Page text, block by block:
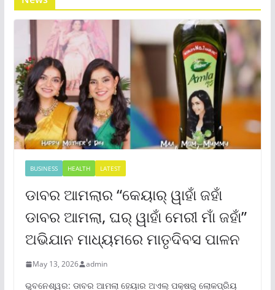
BUSINESS HEALTH LATEST
ଡାବର ଆମଲାର “କେୟାର୍ ୱାହାଁ ଜହାଁ
ଡାବର ଆମଲା, ଘର୍ ୱାହାଁ ମେରୀ ମାଁ ଜହାଁ”
ଅଭିଯାନ ମାଧ୍ୟମରେ ମାତୃଦିବସ ପାଳନ
May 13, 2026 admin
ଭୁବନେଶ୍ୱର: ଡାବର ଆମଲା ହେୟାର ଅଏଲ୍ ପକ୍ଷରୁ ଲୋକପ୍ରିୟ